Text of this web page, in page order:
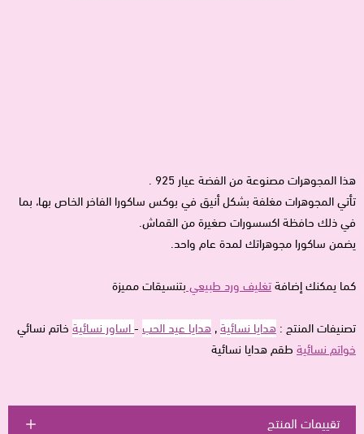
هذا المجوهرات مصنوعة من الفضة عيار 925 .
تأتي المجوهرات مغلفة بشكل أنيق في بوكس ساكورا الفاخر الخاص بها، بما
في ذلك حافظة اكسسورات صغيرة من القماش.
يضمن ساكورا مجوهراتك لمدة عام واحد.
كما يمكنك إضافةتغليف ورد طبيعي بتنسيقات مميزة
تصنيفات المنتج : هدايا نسائية, هدايا عيد الحب -اساور نسائية خاتم نسائي
خواتم نسائية طقم هدايا نسائية
تقييمات المنتج